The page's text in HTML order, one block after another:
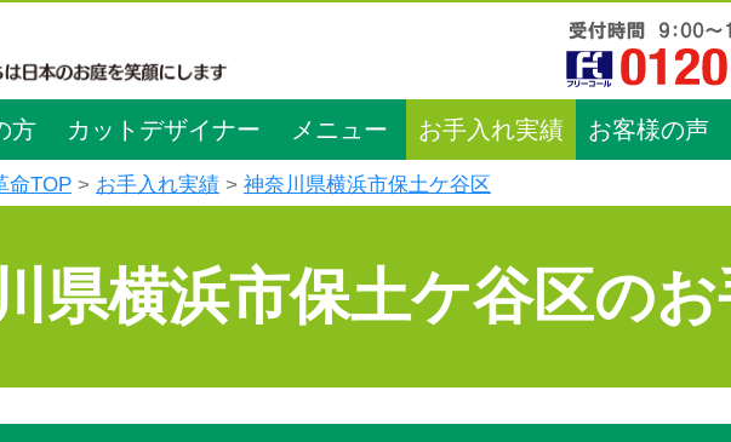
方 カットデザイナー メニュー お手入れ実績 お客様の声
命TOP お手入れ実績 神奈川県横浜市保土ケ谷区
県横浜市保土ケ谷区の